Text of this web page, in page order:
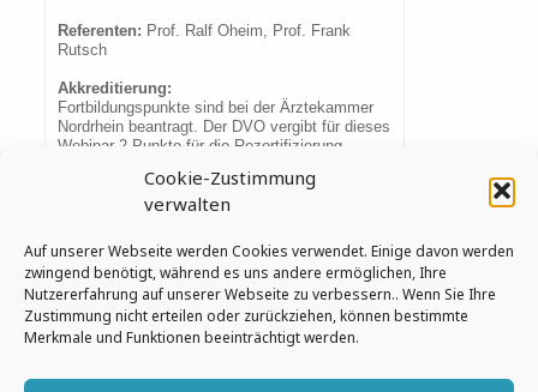
Cookie-Zustimmung
verwalten
Auf unserer Webseite werden Cookies verwendet. Einige davon werden
zwingend benötigt, während es uns andere ermöglichen, Ihre
Nutzererfahrung auf unserer Webseite zu verbessern.. Wenn Sie Ihre
Zustimmung nicht erteilen oder zurückziehen, können bestimmte
Merkmale und Funktionen beeinträchtigt werden.
Referenten: Prof. Ralf Oheim, Prof. Frank
Rutsch
Akkreditierung:
Fortbildungspunkte sind bei der Ärztekammer
Nordrhein beantragt. Der DVO vergibt für dieses
Webinar 2 Punkte für die Rezertifizierung
/ Experte für spezielle Osteoporoseversorgung.
Die Punkte für die Zertifizierung richten sich
Jetzt anmelden
(OsteoOnlineAcademy-Account notwendig)